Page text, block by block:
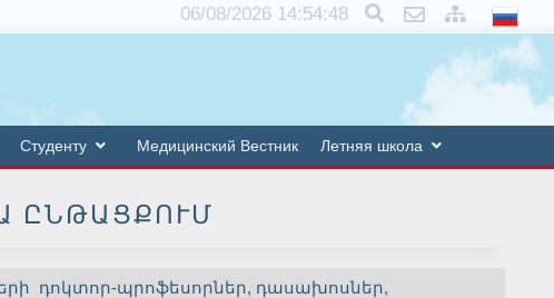
×
06/08/2026 14:54:48
Студенту Медицинский Вестник Летняя школа
ԸՆԹԱՑՔՈՒՄ
դոկտոր-պրոֆեսորներ, դասախոսներ,